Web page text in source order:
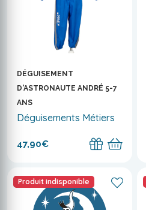
DÉGUISEMENT
D'ASTRONAUTE ANDRÉ 5-7
ANS
Déguisements Métiers
47,90€
Produit indisponible